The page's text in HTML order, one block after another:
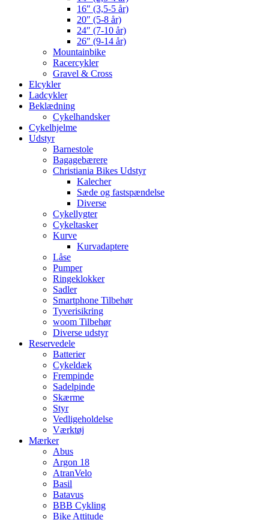
16″ (3,5-5 år)
20″ (5-8 år)
24″ (7-10 år)
26″ (9-14 år)
Mountainbike
Racercykler
Gravel & Cross
Elcykler
Ladcykler
Beklædning
Cykelhandsker
Cykelhjelme
Udstyr
Barnestole
Bagagebærere
Christiania Bikes Udstyr
Kalecher
Sæde og fastspændelse
Diverse
Cykellygter
Cykeltasker
Kurve
Kurvadaptere
Låse
Pumper
Ringeklokker
Sadler
Smartphone Tilbehør
Tyverisikring
woom Tilbehør
Diverse udstyr
Reservedele
Batterier
Cykeldæk
Frempinde
Sadelpinde
Skærme
Styr
Vedligeholdelse
Værktøj
Mærker
Abus
Argon 18
AtranVelo
Basil
Batavus
BBB Cykling
Bike Attitude